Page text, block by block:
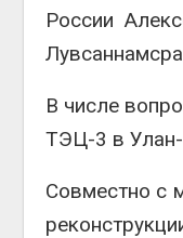
России
В числе
ТЭЦ-3 в Улан-
Совместно с